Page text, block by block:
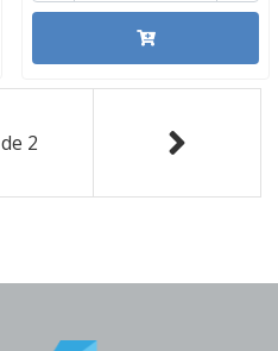
de 2